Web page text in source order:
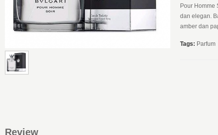
Pour Homme
dan elegan.
amber dan
Tags: Parfum
Review